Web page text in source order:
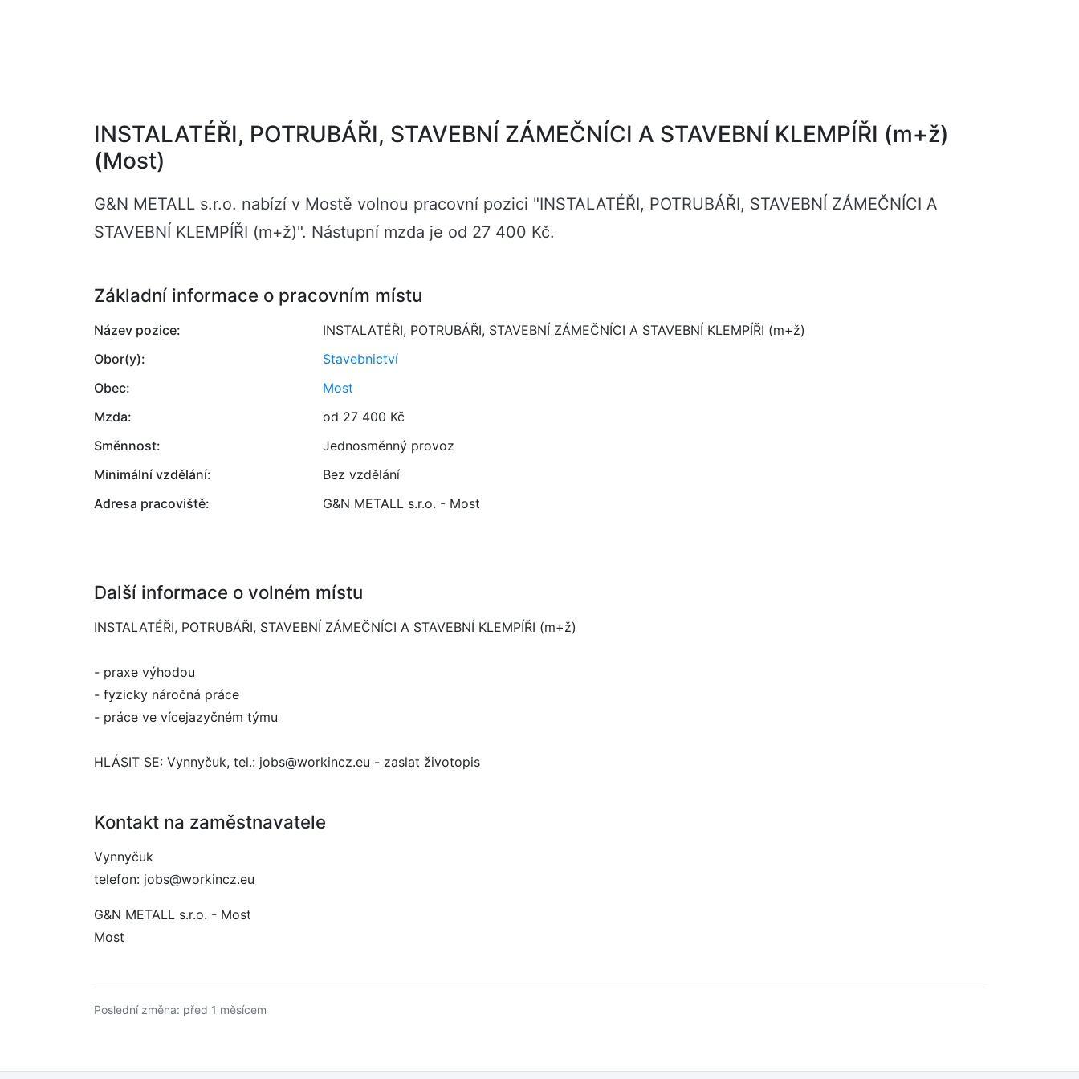
INSTALATÉŘI, POTRUBÁŘI, STAVEBNÍ ZÁMEČNÍCI A STAVEBNÍ KLEMPÍŘI (m+ž)
(Most)
G&N METALL s.r.o. nabízí v Mostě volnou pracovní pozici "INSTALATÉŘI, POTRUBÁŘI, STAVEBNÍ ZÁMEČNÍCI A
STAVEBNÍ KLEMPÍŘI (m+ž)". Nástupní mzda je od 27 400 Kč.
Základní informace o pracovním místu
Název pozice:
INSTALATÉŘI, POTRUBÁŘI, STAVEBNÍ ZÁMEČNÍCI A STAVEBNÍ KLEMPÍŘI (m+ž)
Obor(y):
Stavebnictví
Obec:
Most
Mzda:
od 27 400 Kč
Směnnost:
Jednosměnný provoz
Minimální vzdělání:
Bez vzdělání
Adresa pracoviště:
G&N METALL s.r.o. - Most
Další informace o volném místu
INSTALATÉŘI, POTRUBÁŘI, STAVEBNÍ ZÁMEČNÍCI A STAVEBNÍ KLEMPÍŘI (m+ž)
- praxe výhodou
- fyzicky náročná práce
- práce ve vícejazyčném týmu
HLÁSIT SE: Vynnyčuk, tel.: jobs@workincz.eu - zaslat životopis
Kontakt na zaměstnavatele
Vynnyčuk
telefon: jobs@workincz.eu
G&N METALL s.r.o. - Most
Most
Poslední změna: před 1 měsícem